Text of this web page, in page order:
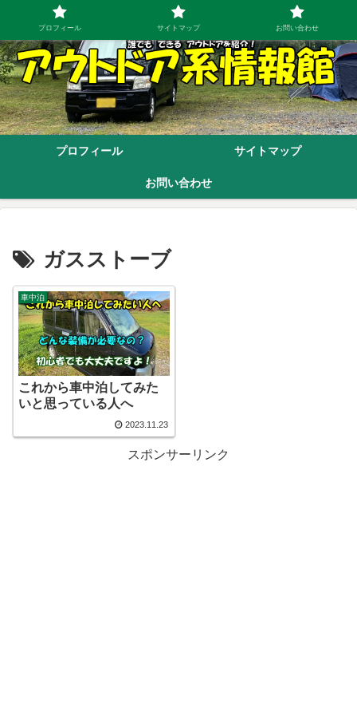
プロフィール サイトマップ
お問い合わせ
ガスストーブ
車中泊
これから車中泊してみた
いと思っている人へ
2023.11.23
スポンサーリンク
プロフィール サイトマップ お問い合わせ